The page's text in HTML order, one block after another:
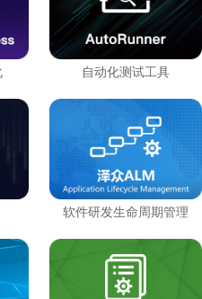
自动化测试工具
软件研发生命周期管理